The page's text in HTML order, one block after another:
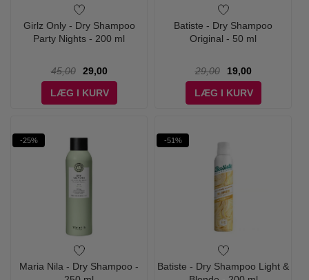
Girlz Only - Dry Shampoo
Party Nights - 200 ml
45,00
29,00
LÆG I KURV
Batiste - Dry Shampoo
Original - 50 ml
29,00
19,00
LÆG I KURV
-25%
Maria Nila - Dry Shampoo -
-51%
Batiste - Dry Shampoo Light &